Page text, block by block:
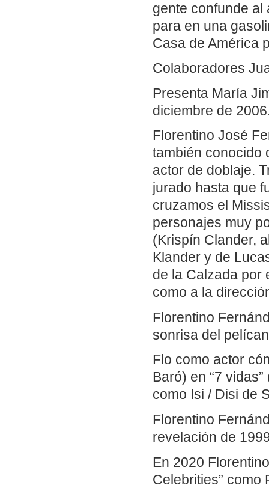
gente confunde
para en una
Casa de América
Colaboradores
Presenta María
diciembre de
Florentino José
también conocido
actor de doblaje.
jurado hasta que
cruzamos el
personajes muy
(Krispín Clander,
Klander y de
de la Calzada por
como a la
Florentino
sonrisa del
Flo como actor
Baró) en “7
como Isi / Disi de
Florentino
revelación de
En 2020
Celebrities” como